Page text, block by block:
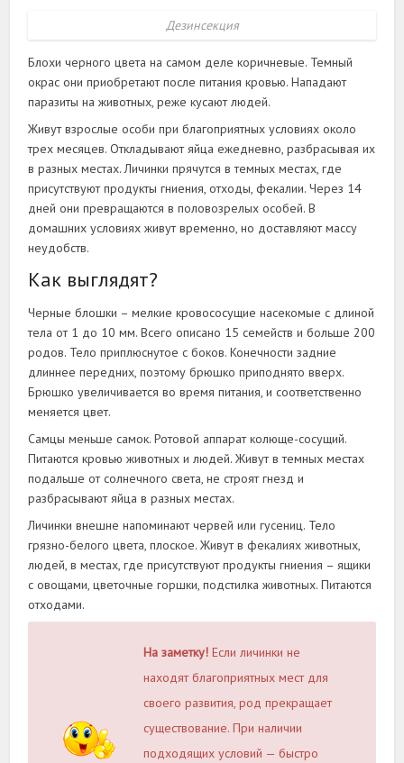
Дезинсекция
Блохи черного цвета на самом деле коричневые. Темный
окрас они приобретают после питания кровью. Нападают
паразиты на животных, реже кусают людей.
Живут взрослые особи при благоприятных условиях около
трех месяцев. Откладывают яйца ежедневно, разбрасывая их
в разных местах. Личинки прячутся в темных местах, где
присутствуют продукты гниения, отходы, фекалии. Через 14
дней они превращаются в половозрелых особей. В
домашних условиях живут временно, но доставляют массу
неудобств.
Как выглядят?
Черные блошки – мелкие кровососущие насекомые с длиной
тела от 1 до 10 мм. Всего описано 15 семейств и больше 200
родов. Тело приплюснутое с боков. Конечности задние
длиннее передних, поэтому брюшко приподнято вверх.
Брюшко увеличивается во время питания, и соответственно
меняется цвет.
Самцы меньше самок. Ротовой аппарат колюще-сосущий.
Питаются кровью животных и людей. Живут в темных местах
подальше от солнечного света, не строят гнезд и
разбрасывают яйца в разных местах.
Личинки внешне напоминают червей или гусениц. Тело
грязно-белого цвета, плоское. Живут в фекалиях животных,
людей, в местах, где присутствуют продукты гниения – ящики
с овощами, цветочные горшки, подстилка животных. Питаются
отходами.
На заметку! Если личинки не
находят благоприятных мест для
своего развития, род прекращает
существование. При наличии
подходящих условий — быстро